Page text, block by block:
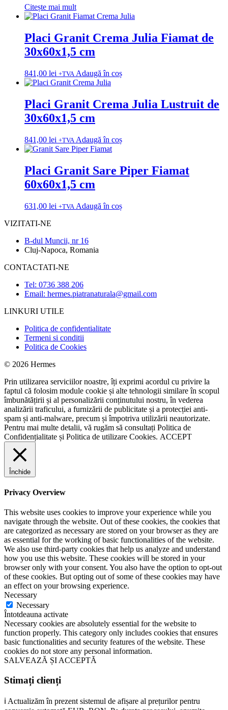
Citește mai mult
Placi Granit Crema Julia Fiamat de
30x60x1,5 cm
841,00 lei +TVA Adaugă în coș
Placi Granit Crema Julia Lustruit de
30x60x1,5 cm
841,00 lei +TVA Adaugă în coș
Placi Granit Sare Piper Fiamat
60x60x1,5 cm
631,00 lei +TVA Adaugă în coș
VIZITATI-NE
B-dul Muncii, nr 16
Cluj-Napoca, Romania
CONTACTATI-NE
Tel: 0736 388 206
Email: hermes.piatranaturala@gmail.com
LINKURI UTILE
Politica de confidentialitate
Termeni si conditii
Politica de Cookies
© 2026 Hermes
Prin utilizarea serviciilor noastre, îți exprimi acordul cu privire la
faptul că folosim module cookie și alte tehnologii similare în scopul
îmbunătățirii și al personalizării conținutului nostru, în vederea
analizării traficului, a furnizării de publicitate și a protecției anti-
spam și anti-malware, precum și împotriva utilizării neautorizate.
Pentru mai multe detalii, vă rugăm să consultați Politica de
Confidențialitate și Politica de utilizare Cookies. ACCEPT
Închide
Privacy Overview
This website uses cookies to improve your experience while you
navigate through the website. Out of these cookies, the cookies that
are categorized as necessary are stored on your browser as they are
as essential for the working of basic functionalities of the website.
We also use third-party cookies that help us analyze and understand
how you use this website. These cookies will be stored in your
browser only with your consent. You also have the option to opt-out
of these cookies. But opting out of some of these cookies may have
an effect on your browsing experience.
Necessary
Necessary
Întotdeauna activate
Necessary cookies are absolutely essential for the website to
function properly. This category only includes cookies that ensures
basic functionalities and security features of the website. These
cookies do not store any personal information.
SALVEAZĂ ȘI ACCEPTĂ
Stimați clienți
ℹ️ Actualizăm în prezent sistemul de afișare al prețurilor pentru